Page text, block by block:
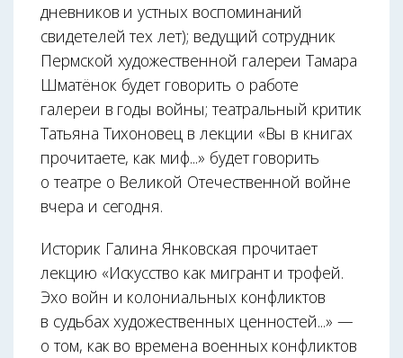
дневников и устных воспоминаний
свидетелей тех лет); ведущий сотрудник
Пермской художественной галереи Тамара
Шматёнок будет говорить о работе
галереи в годы войны; театральный критик
Татьяна Тихоновец в лекции «Вы в книгах
прочитаете, как миф...» будет говорить
о театре о Великой Отечественной войне
вчера и сегодня.
Историк Галина Янковская прочитает
лекцию «Искусство как мигрант и трофей.
Эхо войн и колониальных конфликтов
в судьбах художественных ценностей...» —
о том, как во времена военных конфликтов